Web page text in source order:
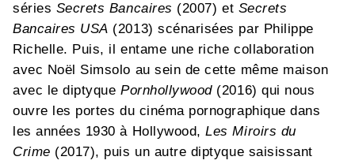
séries Secrets Bancaires (2007) et Secrets
Bancaires USA (2013) scénarisées par Philippe
Richelle. Puis, il entame une riche collaboration
avec Noël Simsolo au sein de cette même maison
avec le diptyquePornhollywood(2016) qui nous
ouvre les portes du cinéma pornographique dans
les années 1930 à Hollywood,Les Miroirs du
Crime (2017), puis un autre diptyque saisissant